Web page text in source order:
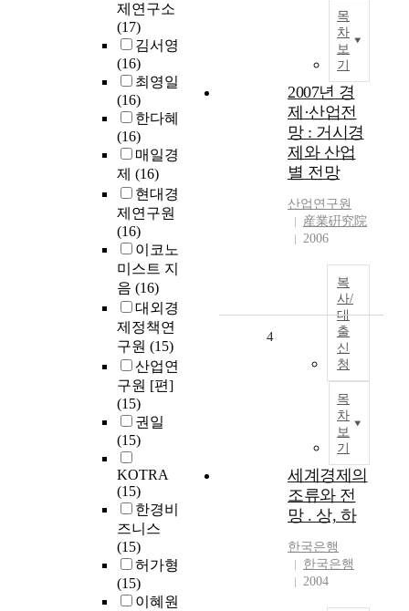
제연구소
(17)
김서영
(16)
최영일
(16)
한다혜
(16)
매일경
제 (16)
현대경
제연구원
(16)
이코노
미스트 지
음 (16)
대외경
제정책연
구원 (15)
산업연
구원 [편]
(15)
권일
(15)
KOTRA
(15)
한경비
즈니스
(15)
허가형
(15)
이혜원
목
차
보
기
2007년 경
제·산업전
망 : 거시경
제와 산업
별 전망
산업연구원
産業硏究院
2006
복
사/
대
출
신
청
목
차
보
기
4
세계경제의
조류와 전
망 . 상, 하
한국은행
한국은행
2004